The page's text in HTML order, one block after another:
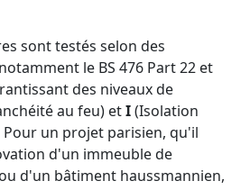
sont testés selon des
le BS 476 Part 22 et
des niveaux de
au feu) etI(Isolation
un projet parisien, qu'il
d'un immeuble de
d'un bâtiment haussmannien,